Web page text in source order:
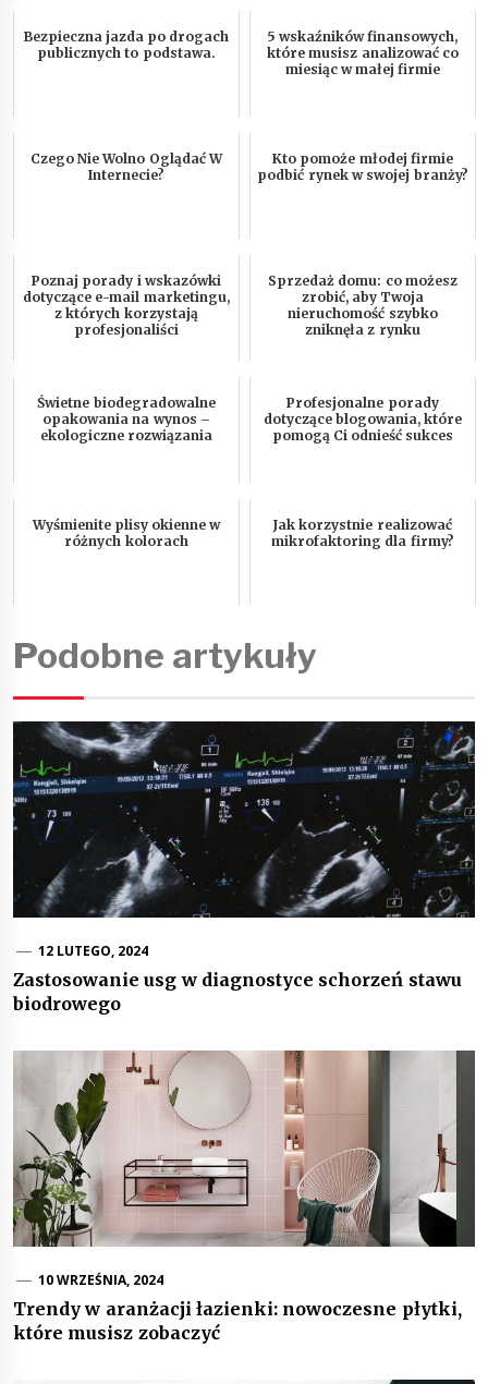
Bezpieczna jazda po drogach
publicznych to podstawa.
5 wskaźników finansowych,
które musisz analizować co
miesiąc w małej firmie
Czego Nie Wolno Oglądać W
Internecie?
Kto pomoże młodej firmie
podbić rynek w swojej branży?
Poznaj porady i wskazówki
dotyczące e-mail marketingu,
z których korzystają
profesjonaliści
Sprzedaż domu: co możesz
zrobić, aby Twoja
nieruchomość szybko
zniknęła z rynku
Świetne biodegradowalne
opakowania na wynos –
ekologiczne rozwiązania
Profesjonalne porady
dotyczące blogowania, które
pomogą Ci odnieść sukces
Wyśmienite plisy okienne w
różnych kolorach
Jak korzystnie realizować
mikrofaktoring dla firmy?
Podobne artykuły
12 LUTEGO, 2024
Zastosowanie usg w diagnostyce schorzeń stawu
biodrowego
10 WRZEŚNIA, 2024
Trendy w aranżacji łazienki: nowoczesne płytki,
które musisz zobaczyć